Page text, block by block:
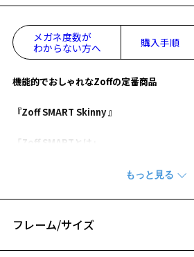
メガネ度数が
わからない方へ
購入手順
機能的でおしゃれなZoffの定番商品
『Zoff SMART Skinny 』
「Zoff SMARTとは」
・フレームがしなやかな為、壊れにくく、フ
・肌に優しく跡がつきにくいシリコンパッ
【デザイン】
定番のボストン型で男女問わずあらゆる世
フレーム/サイズ